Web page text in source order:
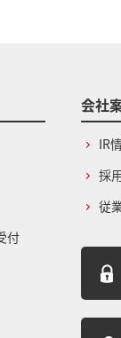
付
会社
IR
採
従